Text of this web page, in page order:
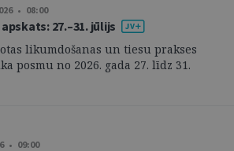
• 08:00
27.–31. jūlijs
likumdošanas un tiesu prakses
posmu no 2026. gada 27. līdz 31.
• 09:00